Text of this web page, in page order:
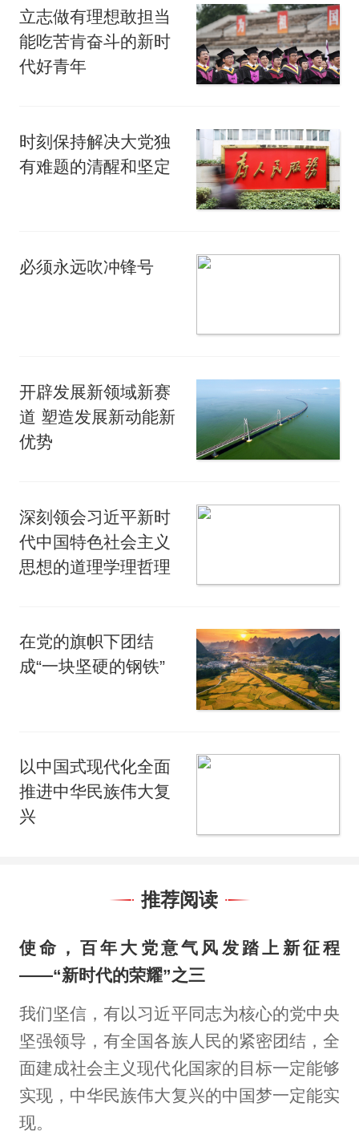
立志做有理想敢担当
能吃苦肯奋斗的新时
代好青年
时刻保持解决大党独
有难题的清醒和坚定
必须永远吹冲锋号
开辟发展新领域新赛
道 塑造发展新动能新
优势
深刻领会习近平新时
代中国特色社会主义
思想的道理学理哲理
在党的旗帜下团结
成“一块坚硬的钢铁”
以中国式现代化全面
推进中华民族伟大复
兴
推荐阅读
使命，百年大党意气风发踏上新征程
——“新时代的荣耀”之三
我们坚信，有以习近平同志为核心的党中央
坚强领导，有全国各族人民的紧密团结，全
面建成社会主义现代化国家的目标一定能够
实现，中华民族伟大复兴的中国梦一定能实
现。